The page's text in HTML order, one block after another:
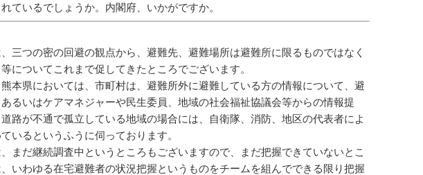
ているでしょうか。内閣府、いかがですか。
三つの密の回避の観点から、避難先、避難場所は避難所に限るものではなく
についてこれまで促してきたところでございます。
本県においては、市町村は、避難所外に避難している方の情報について、避
るいはケアマネジャーや民生委員、地域の社会福祉協議会等からの情報提
路が不通で孤立している地域の場合には、自衛隊、消防、地区の代表者によ
いるというふうに伺っております。
まだ継続調査中というところもございますので、まだ把握できていないとこ
いわゆる在宅避難者の状況把握というものをチームを組んでできる限り把握